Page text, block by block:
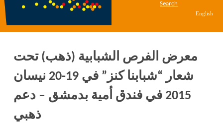
Search
English
معرض الفرص الشبابية (ذهب) تحت
شعار “شبابنا كنز” في 19-20 نيسان
2015 في فندق أمية بدمشق – دعم
ذهبي